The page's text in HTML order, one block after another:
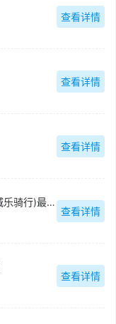
查看详情
查看详情
查看详情
南昌公共自行车客户端(洪城乐骑行)最新版
查看详情
查看详情